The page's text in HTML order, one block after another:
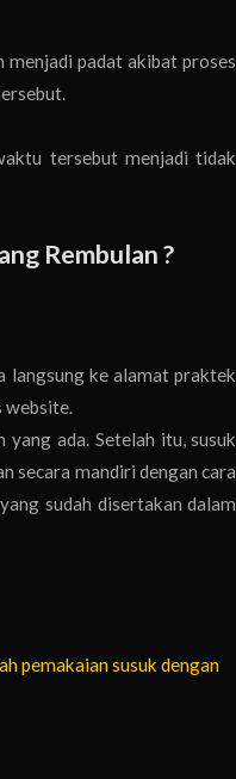
menjadi padat akibat proses
tersebut menjadi tidak
Rembulan ?
langsung ke alamat praktek
website.
ada. Setelah itu, susuk
secara mandiri dengan cara
sudah disertakan dalam
pemakaian susuk dengan